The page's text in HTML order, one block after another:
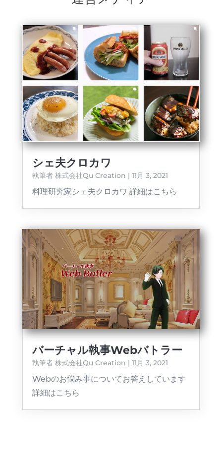
シェ夫クロカワ
執筆者 株式会社Qu Creation | 11月 3, 2021
料理研究家シェ夫クロカワ 詳細はこちら
バーチャル執事Webバトラー
執筆者 株式会社Qu Creation | 11月 3, 2021
Webのお悩み事についてお答えしています
詳細はこちら